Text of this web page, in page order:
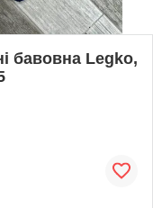
бавовна Legko,